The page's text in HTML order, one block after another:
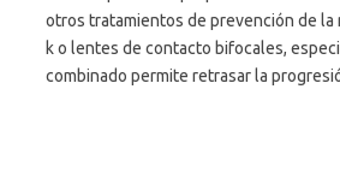
otros tratamientos de prevención de la
k o lentes de contacto bifocales,
combinado permite retrasar la